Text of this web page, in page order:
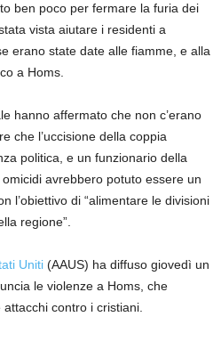
ben poco per fermare la furia dei
vista aiutare i residenti a
erano state date alle fiamme, e alla
a Homs.
hanno affermato che non c’erano
che l’uccisione della coppia
politica, e un funzionario della
avrebbero potuto essere un
l’obiettivo di “alimentare le divisioni
regione”.
Uniti (AAUS) ha diffuso giovedì un
le violenze a Homs, che
contro i cristiani.